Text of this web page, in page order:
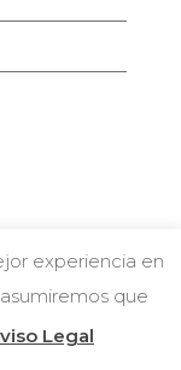
nosotros
experiencia en
que
Legal